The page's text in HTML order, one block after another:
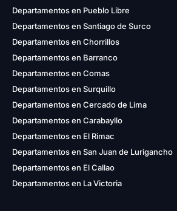
Departamentos en Pueblo Libre
Departamentos en Santiago de Surco
Departamentos en Chorrillos
Departamentos en Barranco
Departamentos en Comas
Departamentos en Surquillo
Departamentos en Cercado de Lima
Departamentos en Carabayllo
Departamentos en El Rimac
Departamentos en San Juan de Lurigancho
Departamentos en El Callao
Departamentos en La Victoria